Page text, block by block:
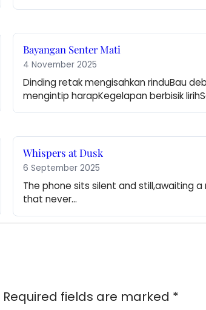
Bayangan Senter Mati
4 November 2025
Dinding retak mengisahkan rinduBau
mengintip harapKegelapan berbisik
Whispers at Dusk
6 September 2025
The phone sits silent and still,awaiting
that never…
Required fields are marked *